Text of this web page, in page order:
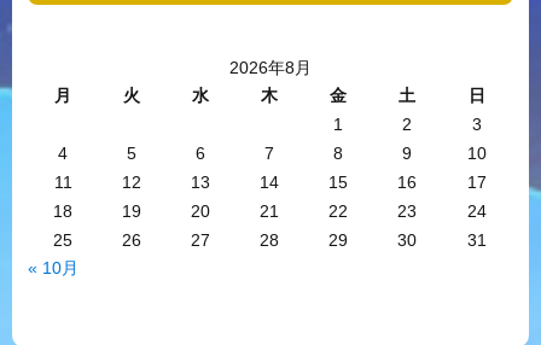
2026年8月
月
火 水 木 金 土
日
1
2
3
4
5 6 7 8 9
10
11
12 13 14 15 16
17
18
19 20 21 22 23
24
25
26 27 28 29 30
31
« 10月